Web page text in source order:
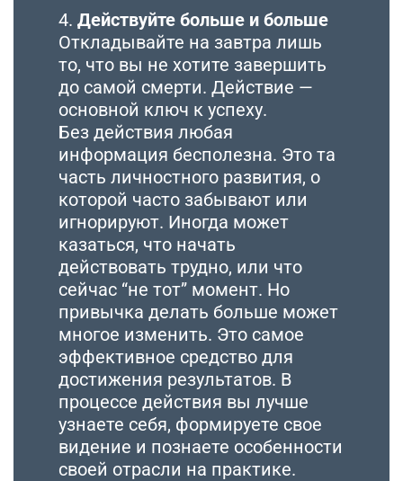
4. Действуйте больше и больше
Откладывайте на завтра лишь
то, что вы не хотите завершить
до самой смерти. Действие —
основной ключ к успеху.
Без действия любая
информация бесполезна. Это та
часть личностного развития, о
которой часто забывают или
игнорируют. Иногда может
казаться, что начать
действовать трудно, или что
сейчас “не тот” момент. Но
привычка делать больше может
многое изменить. Это самое
эффективное средство для
достижения результатов. В
процессе действия вы лучше
узнаете себя, формируете свое
видение и познаете особенности
своей отрасли на практике.